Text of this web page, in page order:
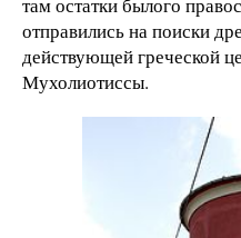
там остатки былого
отправились на поиски
действующей греческой
Мухолиотиссы.